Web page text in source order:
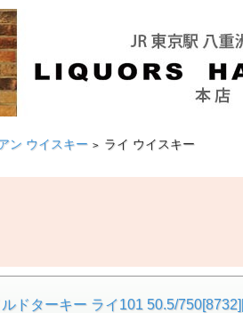
ン ウイスキー > ライ ウイスキー
ルドターキー ライ101 50.5/